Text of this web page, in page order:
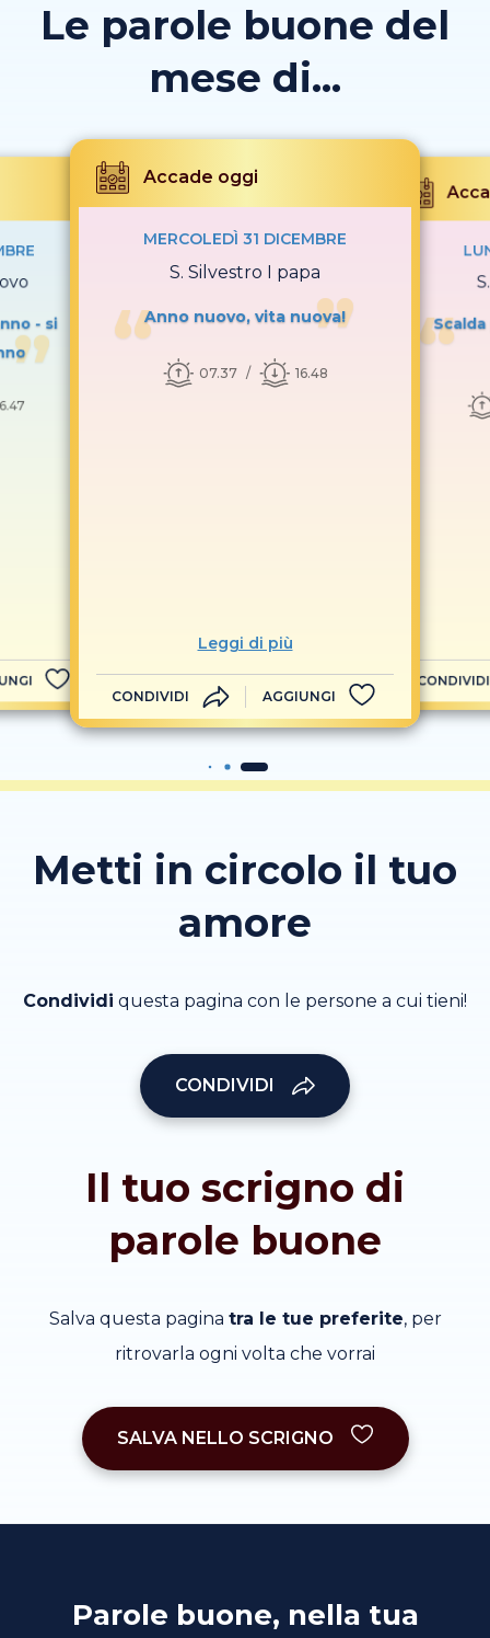
Le parole buone del
mese di...
- si
Accade oggi
MERCOLEDÌ 31 DICEMBRE
S. Silvestro I papa
Anno nuovo, vita nuova!
07.37 16.48
Leggi di più
CONDIVIDI AGGIUNGI
Scalda
CONDIVIDI
Metti in circolo il tuo
amore
Condividi questa pagina con le persone a cui tieni!
CONDIVIDI
Il tuo scrigno di
parole buone
Salva questa pagina tra le tue preferite, per
ritrovarla ogni volta che vorrai
SALVA NELLO SCRIGNO
Parole buone, nella tua